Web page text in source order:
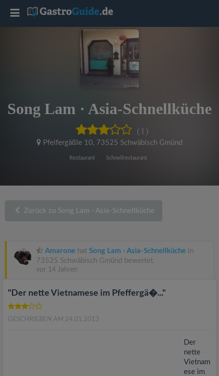
Song Lam · Asia-Schnellküche
(1)
Pfeifergäßle 10, 73525 Schwäbisch Gmünd
Restaurant Schnellrestaurant
Zurück zu Song Lam · Asia-Schnellküche
Amarone hat Song Lam · Asia-Schnellküche in
73525 Schwäbisch Gmünd bewertet.
vor 14 Jahren
"Der nette Vietnamese im Pfeffergä�..."
GESCHRIEBEN AM 24.01.2013
Der
nette
Vietnam
ese im
T
l
a
t